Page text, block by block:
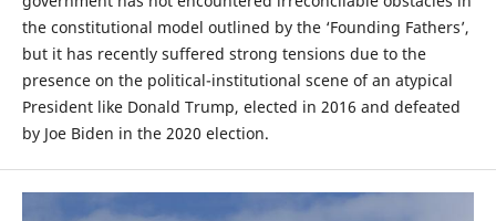
the constitutional model outlined by the ‘Founding Fathers’,
but it has recently suffered strong tensions due to the
presence on the political-institutional scene of an atypical
President like Donald Trump, elected in 2016 and defeated
by Joe Biden in the 2020 election.